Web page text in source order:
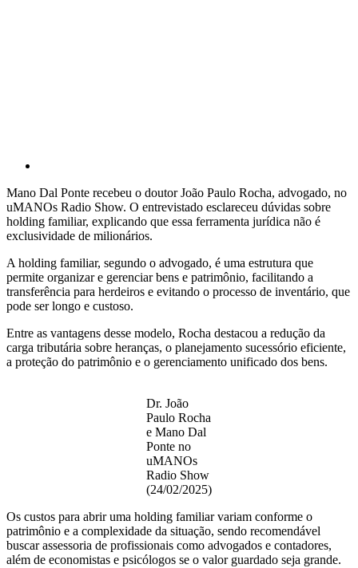
Mano Dal Ponte recebeu o doutor João Paulo Rocha, advogado, no
uMANOs Radio Show. O entrevistado esclareceu dúvidas sobre
holding familiar, explicando que essa ferramenta jurídica não é
exclusividade de milionários.
A holding familiar, segundo o advogado, é uma estrutura que
permite organizar e gerenciar bens e patrimônio, facilitando a
transferência para herdeiros e evitando o processo de inventário, que
pode ser longo e custoso.
Entre as vantagens desse modelo, Rocha destacou a redução da
carga tributária sobre heranças, o planejamento sucessório eficiente,
a proteção do patrimônio e o gerenciamento unificado dos bens.
Dr. João
Paulo Rocha
e Mano Dal
Ponte no
uMANOs
Radio Show
(24/02/2025)
Os custos para abrir uma holding familiar variam conforme o
patrimônio e a complexidade da situação, sendo recomendável
buscar assessoria de profissionais como advogados e contadores,
além de economistas e psicólogos se o valor guardado seja grande.